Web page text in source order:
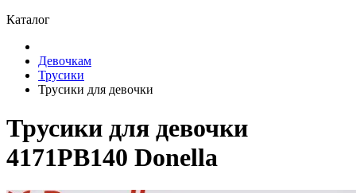
Каталог
Девочкам
Трусики
Трусики для девочки
Трусики для девочки
4171PB140 Donella